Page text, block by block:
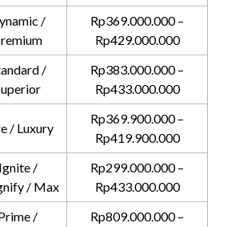
/
Rp369.000.000 –
Rp429.000.000
/
Rp383.000.000 –
Rp433.000.000
/ Luxury
Rp369.900.000 –
Rp419.900.000
Ignite /
/ Max
Rp299.000.000 –
Rp433.000.000
/
Rp809.000.000 –